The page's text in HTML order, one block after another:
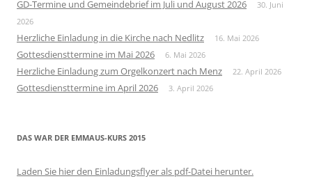
GD-Termine und Gemeindebrief im Juli und August 2026
30. Juni
2026
Herzliche Einladung in die Kirche nach Nedlitz 16. Mai 2026
Gottesdiensttermine im Mai 2026 6. Mai 2026
Herzliche Einladung zum Orgelkonzert nach Menz 22. April 2026
Gottesdiensttermine im April 2026 3. April 2026
DAS WAR DER EMMAUS-KURS 2015
Laden Sie hier den Einladungsflyer als pdf-Datei herunter.